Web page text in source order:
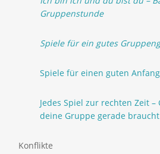
Gruppenstunde
Spiele für ein gutes
Spiele für einen guten Anfang
Jedes Spiel zur rechten Zeit
deine Gruppe gerade braucht
Konflikte